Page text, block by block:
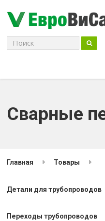
Поиск
для:
Сварные
Главная Товары
Детали для трубопроводов
Переходы трубопроводов